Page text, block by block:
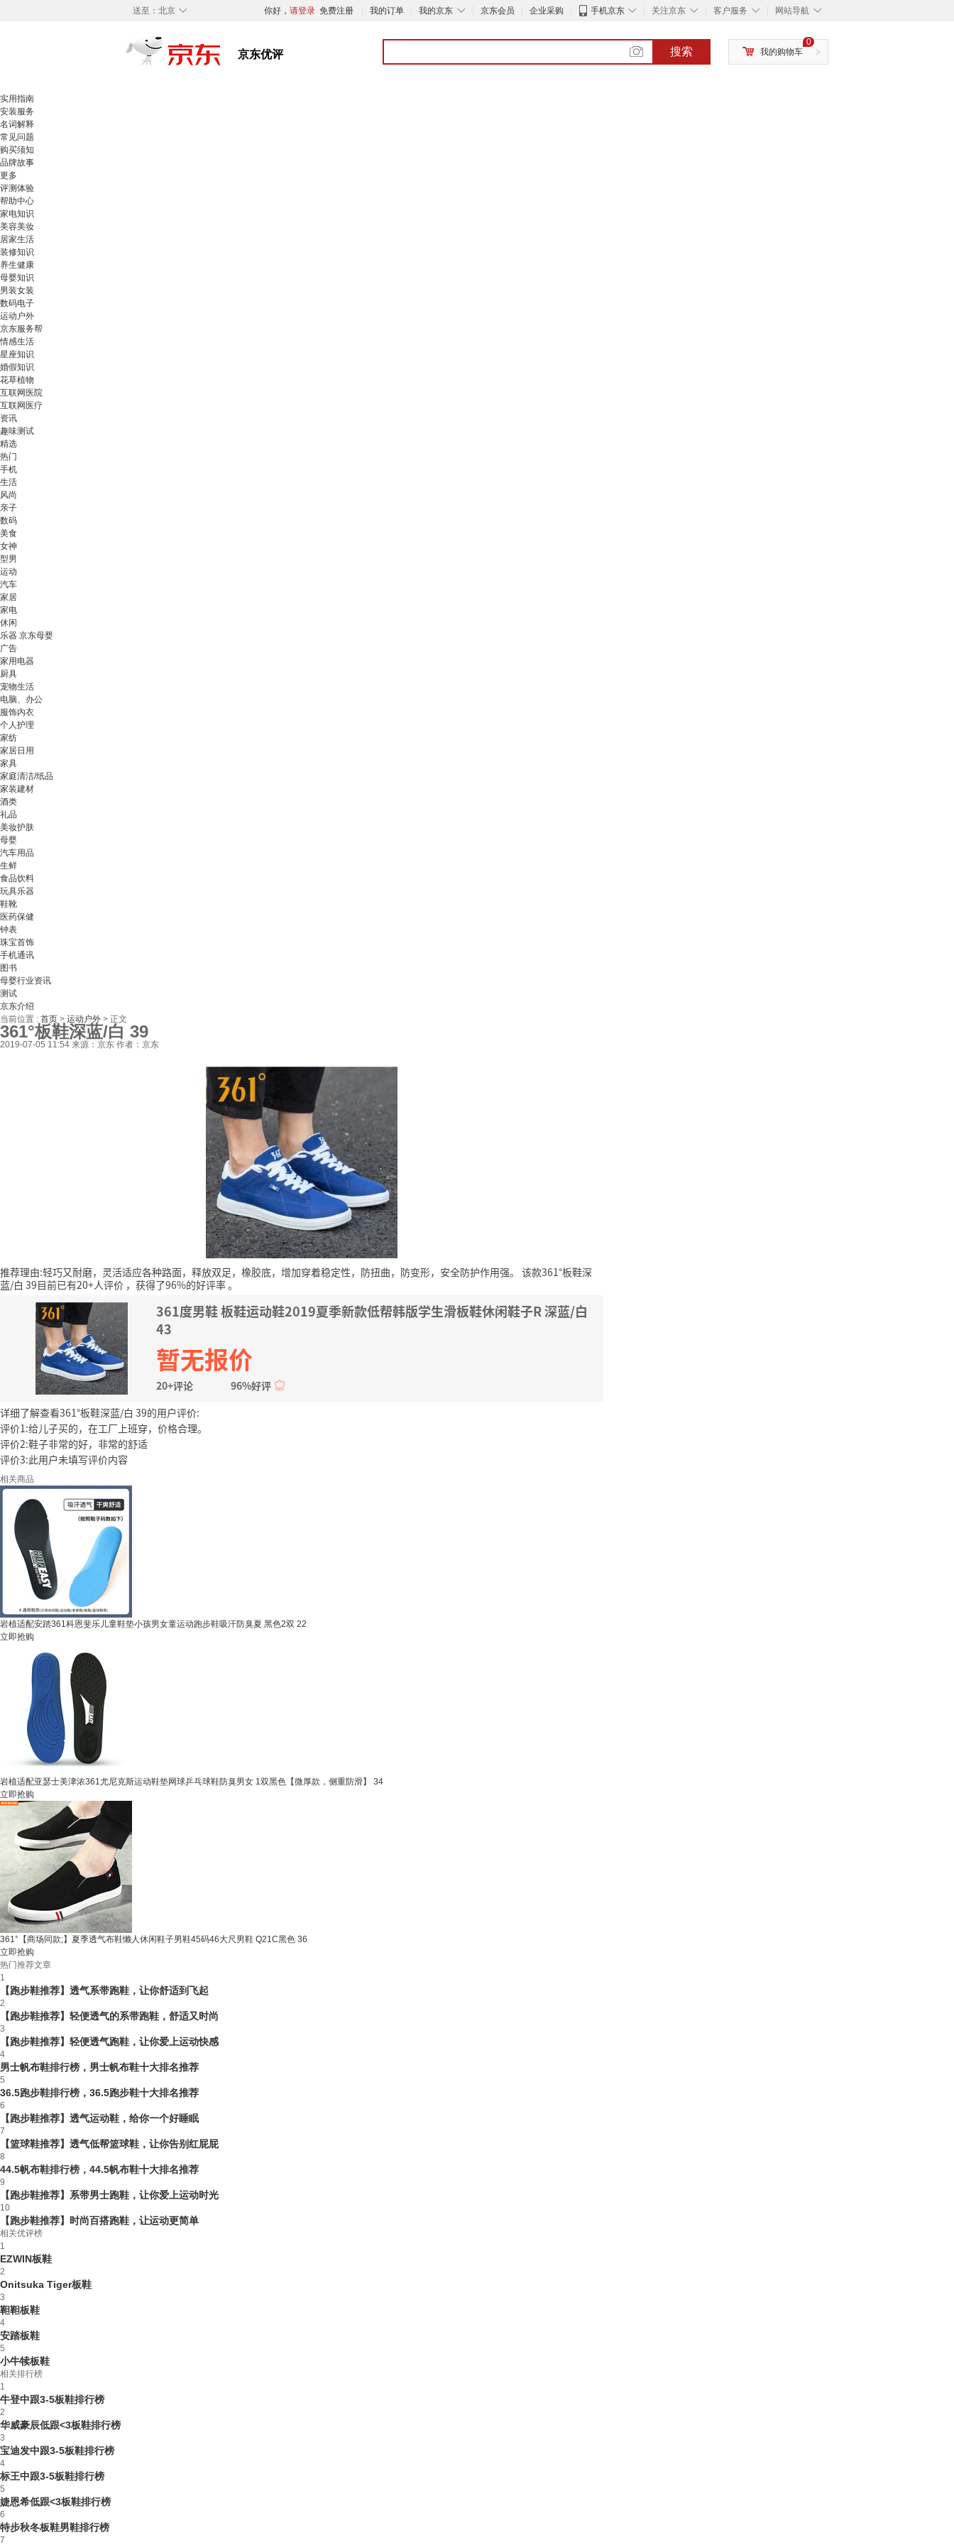
◇
送至： 北京 你好， 请登录 免费注册 我的订单 ◇
我的京东 京东会员 企业采购 ◇
手机京东 ◇
关注京东 ◇
客户服务 ◇
网站导航
搜索 >
0
我的购物车
实用指南
安装服务
名词解释
常见问题
购买须知
品牌故事
更多
评测体验
帮助中心
家电知识
美容美妆
居家生活
装修知识
养生健康
母婴知识
男装女装
数码电子
运动户外
京东服务帮
情感生活
星座知识
婚假知识
花草植物
互联网医院
互联网医疗
资讯
趣味测试
精选
热门
手机
生活
风尚
亲子
数码
美食
女神
型男
运动
汽车
家居
家电
休闲
乐器 京东母婴
广告
家用电器
厨具
宠物生活
电脑、办公
服饰内衣
个人护理
家纺
家居日用
家具
家庭清洁/纸品
家装建材
酒类
礼品
美妆护肤
母婴
汽车用品
生鲜
食品饮料
玩具乐器
鞋靴
医药保健
钟表
珠宝首饰
手机通讯
图书
母婴行业资讯
测试
京东介绍
当前位置 : 首页 > 运动户外 > 正文
361°板鞋深蓝/白 39
2019-07-05 11:54 来源：京东 作者：京东
推荐理由:轻巧又耐磨，灵活适应各种路面，释放双足，橡胶底，增加穿着稳定性，防扭曲，防变形，安全防护作用强。 该款361°板鞋深
蓝/白 39目前已有20+人评价 ，获得了96%的好评率。
361度男鞋 板鞋运动鞋2019夏季新款低帮韩版学生滑板鞋休闲鞋子R 深蓝/白
43
暂无报价
20+评论
96%好评
详细了解查看361°板鞋深蓝/白 39的用户评价:
评价1:给儿子买的，在工厂上班穿，价格合理。
评价2:鞋子非常的好，非常的舒适
评价3:此用户未填写评价内容
相关商品
岩植适配安踏361科恩斐乐儿童鞋垫小孩男女童运动跑步鞋吸汗防臭夏 黑色2双 22
立即抢购
岩植适配亚瑟士美津浓361尤尼克斯运动鞋垫网球乒乓球鞋防臭男女 1双黑色【微厚款，侧重防滑】 34
立即抢购
361°【商场同款;】夏季透气布鞋懒人休闲鞋子男鞋45码46大尺男鞋 Q21C黑色 36
立即抢购
热门推荐文章
1
【跑步鞋推荐】透气系带跑鞋，让你舒适到飞起
2
【跑步鞋推荐】轻便透气的系带跑鞋，舒适又时尚
3
【跑步鞋推荐】轻便透气跑鞋，让你爱上运动快感
4
男士帆布鞋排行榜，男士帆布鞋十大排名推荐
5
36.5跑步鞋排行榜，36.5跑步鞋十大排名推荐
6
【跑步鞋推荐】透气运动鞋，给你一个好睡眠
7
【篮球鞋推荐】透气低帮篮球鞋，让你告别红屁屁
8
44.5帆布鞋排行榜，44.5帆布鞋十大排名推荐
9
【跑步鞋推荐】系带男士跑鞋，让你爱上运动时光
10
【跑步鞋推荐】时尚百搭跑鞋，让运动更简单
相关优评榜
1
EZWIN板鞋
2
Onitsuka Tiger板鞋
3
靼靼板鞋
4
安踏板鞋
5
小牛犊板鞋
相关排行榜
1
牛登中跟3-5板鞋排行榜
2
华威豪辰低跟<3板鞋排行榜
3
宝迪发中跟3-5板鞋排行榜
4
标王中跟3-5板鞋排行榜
5
婕恩希低跟<3板鞋排行榜
6
特步秋冬板鞋男鞋排行榜
7